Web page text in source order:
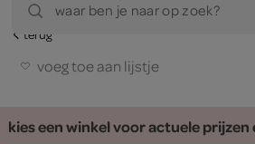
waar ben je naar op zoek?
terug
voeg toe aan lijstje
kies een winkel voor actuele